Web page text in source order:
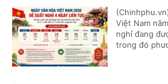
Việt Nam
nghỉ đang
trong đó